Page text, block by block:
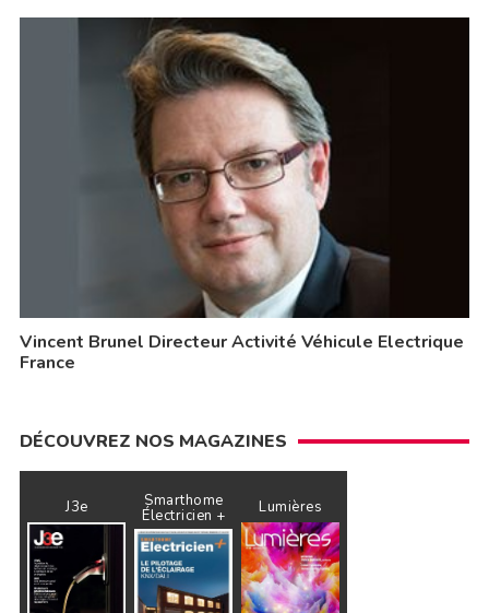
Vincent Brunel Directeur Activité Véhicule Electrique
France
DÉCOUVREZ NOS MAGAZINES
J3e Smarthome
Électricien + Lumières